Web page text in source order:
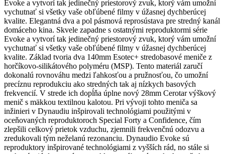
Evoke a vytvorí tak jedinečný priestorový zvuk, ktorý vám umožní
vychutnať si všetky vaše obľúbené filmy v úžasnej dychberúcej
kvalite. Elegantná dva a pol pásmová reprosústava pre stredný kanál
domáceho kina. Skvele zapadne s ostatnými reproduktormi série
Evoke a vytvorí tak jedinečný priestorový zvuk, ktorý vám umožní
vychutnať si všetky vaše obľúbené filmy v úžasnej dychberúcej
kvalite. Základ tvoria dva 140mm Esotec+ stredobasové meniče z
horčíkovo-silikátového polyméru (MSP). Tento materiál zaručí
dokonalú rovnováhu medzi ľahkosťou a pružnosťou, čo umožní
precíznu reprodukciu ako stredných tak aj nízkych basových
frekvencií. V strede ich dopĺňa úplne nový 28mm Cerotar výškový
menič s mäkkou textilnou kalotou. Pri vývoji tohto meniča sa
inžinieri v Dynaudiu inšpirovali technológiami použitými v
oceňovaných reproduktoroch Special Forty a Confidence, čím
zlepšili celkový prietok vzduchu, zjemnili frekvenčnú odozvu a
zredukovali tým neželanú rezonanciu. Dynaudio Evoke sú
reproduktory inšpirované technológiami z vyšších rád, no stále si